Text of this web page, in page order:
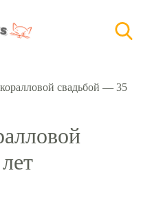
свадьбой — 35